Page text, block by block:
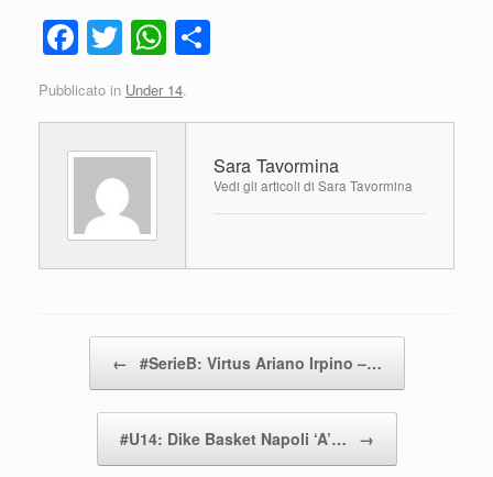
F
a
c
e
b
o
o
k
T
wi
tt
er
W
h
at n
vi
di
Pubblicato in Under 14.
Sara Tavormina
Vedi gli articoli di Sara Tavormina
← #SerieB: Virtus Ariano Irpino –…
#U14: Dike Basket Napoli ‘A’… →